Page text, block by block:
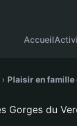
Accueil
› Plaisir en famille